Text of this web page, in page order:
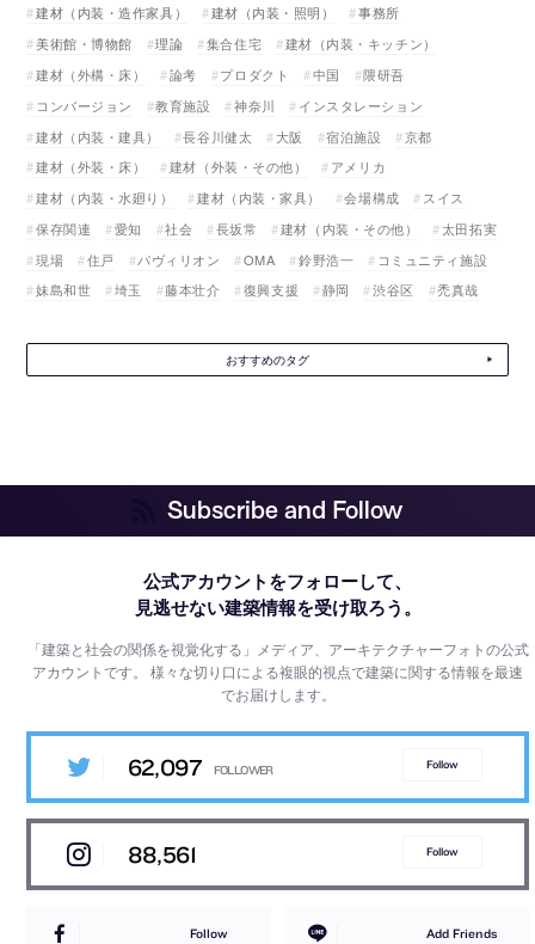
建材（内装・造作家具）
建材（内装・照明）
事務所
美術館・博物館
理論 集合住宅
建材（内装・キッチン）
建材（外構・床）
論考 プロダクト 中国
隈研吾
コンバージョン
教育施設 神奈川
インスタレーション
建材（内装・建具）
長谷川健太 大阪 宿泊施設
京都
建材（外装・床）
建材（外装・その他）
アメリカ
建材（内装・水廻り）
建材（内装・家具） 会場構成
スイス
保存関連
愛知 社会 長坂常 建材（内装・その他）
太田拓実
現場
住戸 パヴィリオン OMA 鈴野浩一
コミュニティ施設
妹島和世
埼玉 藤本壮介 復興支援 静岡 渋谷区 禿真哉
おすすめのタグ
Subscribe and Follow
公式アカウントをフォローして、
見逃せない建築情報を受け取ろう。
「建築と社会の関係を視覚化する」メディア、アーキテクチャーフォトの公式
アカウントです。様々な切り口による複眼的視点で建築に関する情報を最速
でお届けします。
62,097 Follow
88,561 Follow
Follow Add Friends